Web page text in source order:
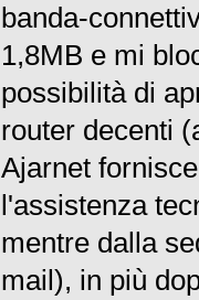
banda-
1,8MB e mi
possibilità di
router decenti
Ajarnet
l'assistenza
mentre dalla
mail), in più